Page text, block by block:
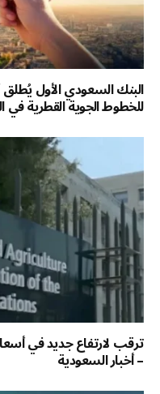
البنك السعودي الأول
للخطوط الجوية القطرية في
ترقب لارتفاع جديد في
– أخبار السعودية